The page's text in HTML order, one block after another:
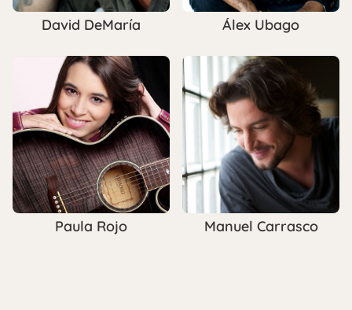
David DeMaría Álex Ubago
Paula Rojo Manuel Carrasco